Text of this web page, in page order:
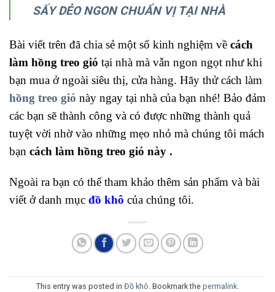
SẤY DẺO NGON CHUẨN VỊ TẠI NHÀ
Bài viết trên đã chia sẻ một số kinh nghiệm về cách
làm hồng treo gió tại nhà mà vẫn ngon ngọt như khi
bạn mua ở ngoài siêu thị, cửa hàng. Hãy thử cách làm
hồng treo gió này ngay tại nhà của bạn nhé! Bảo đảm
các bạn sẽ thành công và có được những thành quả
tuyệt vời nhờ vào những mẹo nhỏ mà chúng tôi mách
bạn cách làm hồng treo gió này .
Ngoài ra bạn có thể tham khảo thêm sản phẩm và bài
viết ở danh mục đồ khô của chúng tôi.
This entry was posted in Đồ khô. Bookmark the permalink.